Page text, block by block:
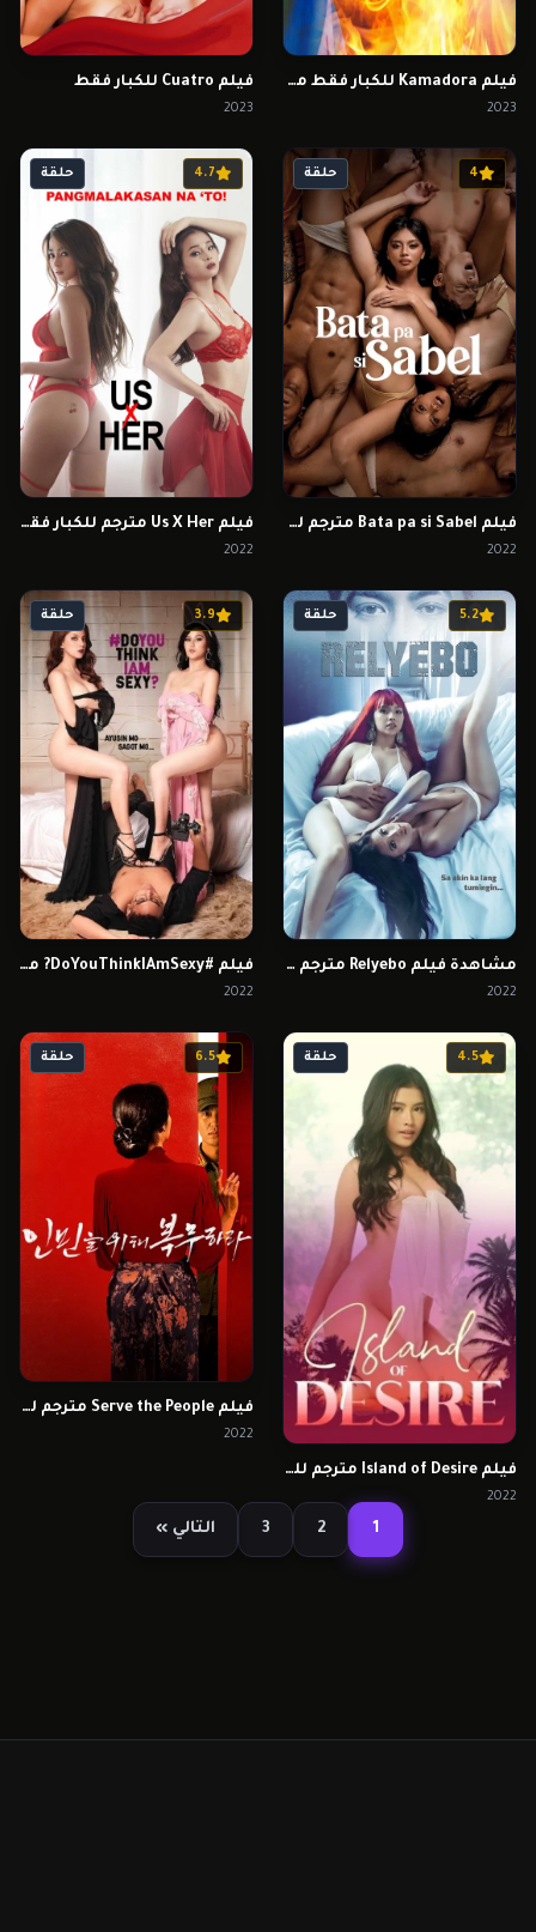
فيلم Kamadora للكبار فقط مترجم
2023
فيلم Cuatro للكبار فقط
2023
4 حلقة
فيلم Bata pa si Sabel مترجم للكبار فقط
2022
4.7 حلقة
فيلم Us X Her مترجم للكبار فقط
2022
5.2 حلقة
مشاهدة فيلم Relyebo مترجم للكبار فقط
2022
3.9 حلقة
فيلم #DoYouThinkIAmSexy? مترجم للكبار فقط
2022
4.5 حلقة
فيلم Island of Desire مترجم للكبار فقط
2022
6.5 حلقة
فيلم Serve the People مترجم للكبار فقط
2022
1
2
3 التالي »